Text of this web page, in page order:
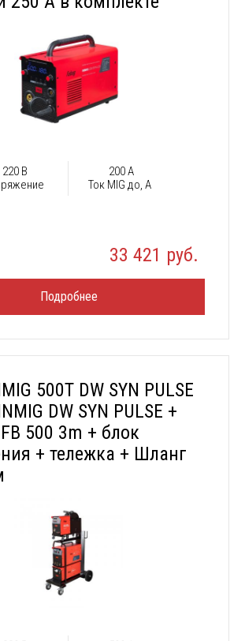
220 В
200 А
Ток MIG до, А
33 421 руб.
Подробнее
500T DW SYN PULSE
DW SYN PULSE +
500 3m + блок
+ тележка + Шланг